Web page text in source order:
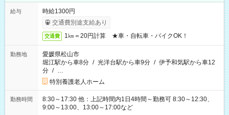
給与
時給1300円
交通費別途支給あり
交通費 1㎞＝20円計算 ★車・自転車・バイクOK！
勤務地
愛媛県松山市
堀江駅から車8分 / 光洋台駅から車9分 / 伊予和気駅から車12
分 / …
特別養護老人ホーム
勤務時間
8:30～17:30 他：上記時間内1日4時間～勤務可 8:30～12:30、
9:00～13:00、13:00～17:00など